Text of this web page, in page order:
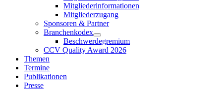
Mitgliederinformationen
Mitgliederzugang
Sponsoren & Partner
Branchenkodex
Beschwerdegremium
CCV Quality Award 2026
Themen
Termine
Publikationen
Presse